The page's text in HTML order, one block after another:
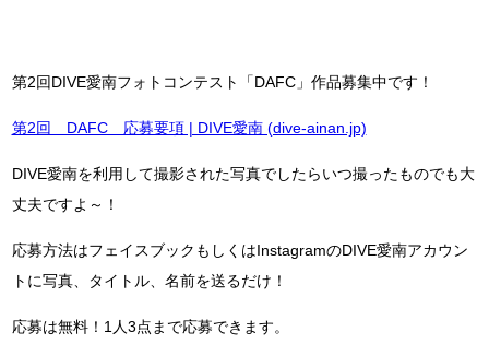
第2回DIVE愛南フォトコンテスト「DAFC」作品募集中です！
第2回 DAFC 応募要項 | DIVE愛南 (dive-ainan.jp)
DIVE愛南を利用して撮影された写真でしたらいつ撮ったものでも大
丈夫ですよ～！
応募方法はフェイスブックもしくはInstagramのDIVE愛南アカウン
トに写真、タイトル、名前を送るだけ！
応募は無料！1人3点まで応募できます。